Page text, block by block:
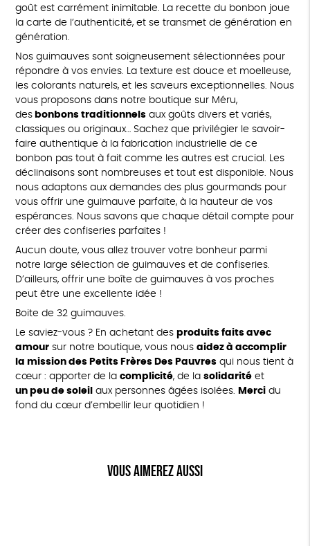
goût est carrément inimitable. La recette du bonbon joue
la carte de l’authenticité, et se transmet de génération en
génération.
Nos guimauves sont soigneusement sélectionnées pour
répondre à vos envies. La texture est douce et moelleuse,
les colorants naturels, et les saveurs exceptionnelles. Nous
vous proposons dans notre boutique sur Méru,
desbonbons traditionnelsaux goûts divers et variés,
classiques ou originaux… Sachez que privilégier le savoir-
faire authentique à la fabrication industrielle de ce
bonbon pas tout à fait comme les autres est crucial. Les
déclinaisons sont nombreuses et tout est disponible. Nous
nous adaptons aux demandes des plus gourmands pour
vous offrir une guimauve parfaite, à la hauteur de vos
espérances. Nous savons que chaque détail compte pour
créer des confiseries parfaites !
Aucun doute, vous allez trouver votre bonheur parmi
notre large sélection de guimauves et de confiseries.
D’ailleurs, offrir une boîte de guimauves à vos proches
peut être une excellente idée !
Boite de 32 guimauves.
Le saviez-vous ? En achetant des produits faits avec
amoursur notre boutique, vous nous aidez à accomplir
la mission des Petits Frères Des Pauvresqui nous tient à
cœur : apporter de la complicité, de la solidaritéet
un peu de soleil aux personnes âgées isolées. Mercidu
fond du cœur d’embellir leur quotidien !
Vous aimerez aussi